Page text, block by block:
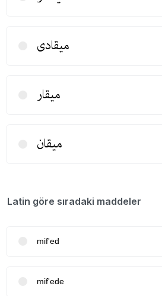
میقادی
میقار
میقان
Latin göre sıradaki maddeler
mif'ed
mif'ede